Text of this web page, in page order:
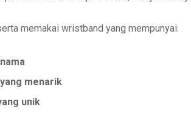
memakai wristband yang mempunyai:
menarik
unik